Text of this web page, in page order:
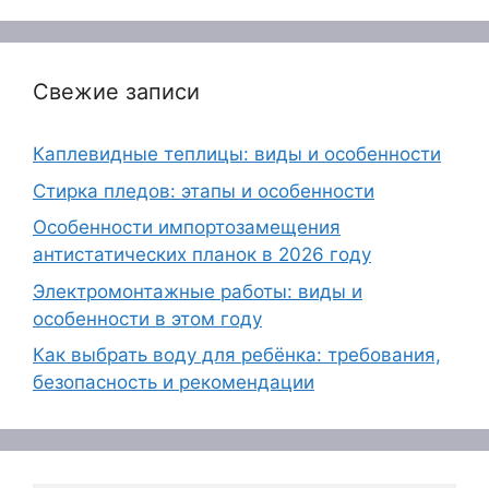
Свежие записи
Каплевидные теплицы: виды и особенности
Стирка пледов: этапы и особенности
Особенности импортозамещения
антистатических планок в 2026 году
Электромонтажные работы: виды и
особенности в этом году
Как выбрать воду для ребёнка: требования,
безопасность и рекомендации